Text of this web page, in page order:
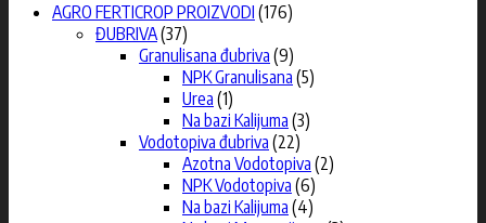
AGRO FERTICROP PROIZVODI (176)
ĐUBRIVA(37)
Granulisana đubriva (9)
NPK Granulisana (5)
Urea (1)
Na bazi Kalijuma (3)
Vodotopiva đubriva (22)
Azotna Vodotopiva (2)
NPK Vodotopiva (6)
Na bazi Kalijuma (4)